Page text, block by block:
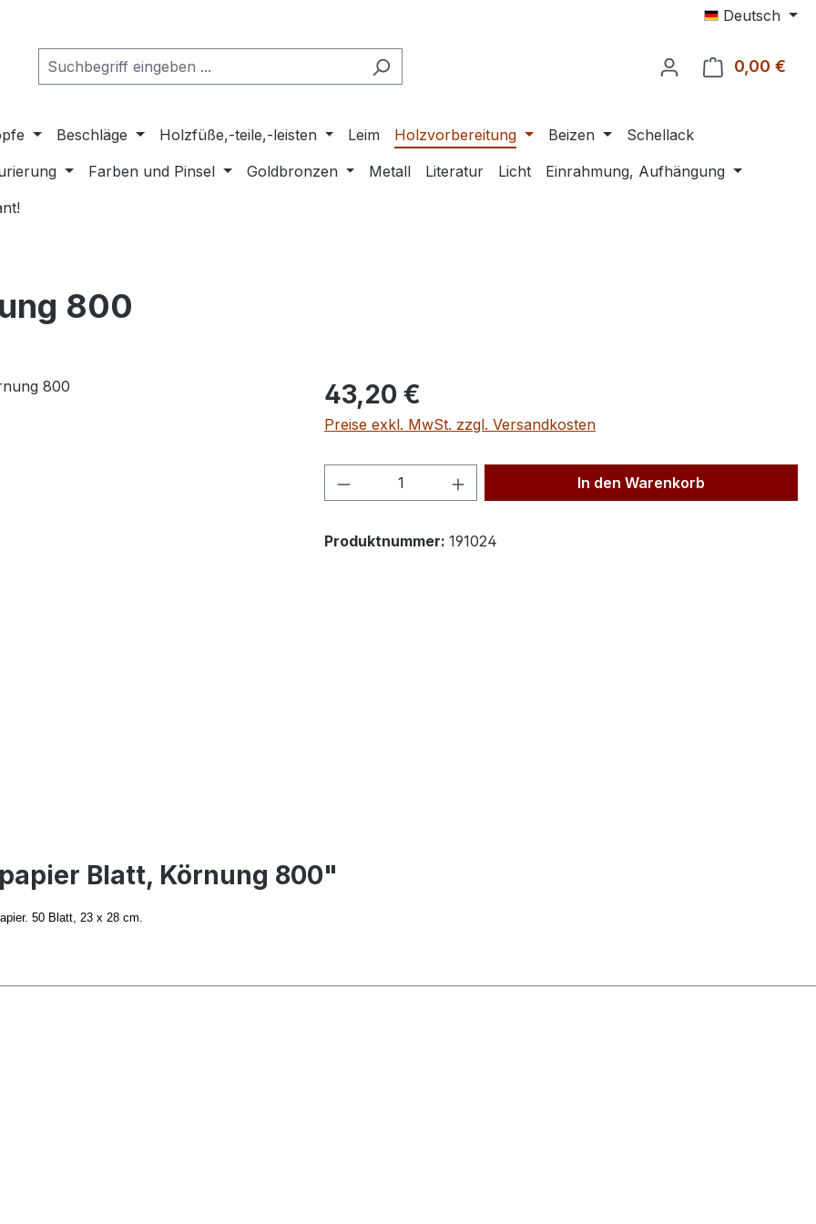
Deutsch
0,00 €
Beschläge Holzfüße,-teile,-leisten Leim Holzvorbereitung Beizen
Schellack
Farben und Pinsel Goldbronzen Metall Literatur Licht
Einrahmung, Aufhängung
800
Regulärer Preis:
43,20 €
Preise exkl. MwSt. zzgl. Versandkosten
Produkt Anzahl: Gib den gewünschten Wert
In den Warenkorb
Produktnummer: 191024
Blatt, Körnung 800"
50 Blatt, 23 x 28 cm.